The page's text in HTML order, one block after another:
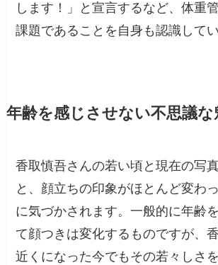
します！」と宣言するなど、体重
課題であることを自身も認識して
年齢を感じさせない不思議な
香取慎吾さんの若い頃と現在の写
と、顔立ちの印象がほとんど変わ
に気づかされます。一般的に年齢
て顔つきは変化するものですが、
近くになった今でもその若々しさ